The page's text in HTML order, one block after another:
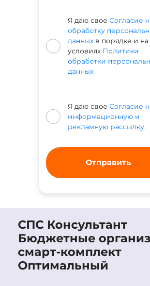
Я даю свое Согласие
обработку
данных в порядке и на
условиях Политики
обработки
данных
Я даю свое Согласие
информационную и
рекламную рассылку.
СПС Консультант
Бюджетные
смарт-комплект
Оптимальный